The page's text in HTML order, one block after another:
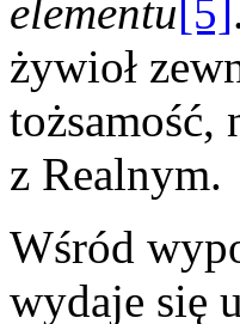
elementu[5]
żywioł
tożsamość,
z Realnym.
Wśród
wydaje się